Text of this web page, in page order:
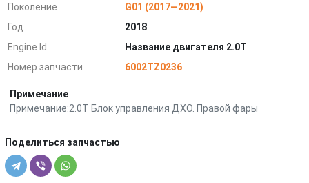
Поколение
G01 (2017—2021)
Год
2018
Engine Id
Название двигателя 2.0T
Номер запчасти
6002TZ0236
Примечание
Примечание:2.0T Блок управления ДХО. Правой фары
Поделиться запчастью